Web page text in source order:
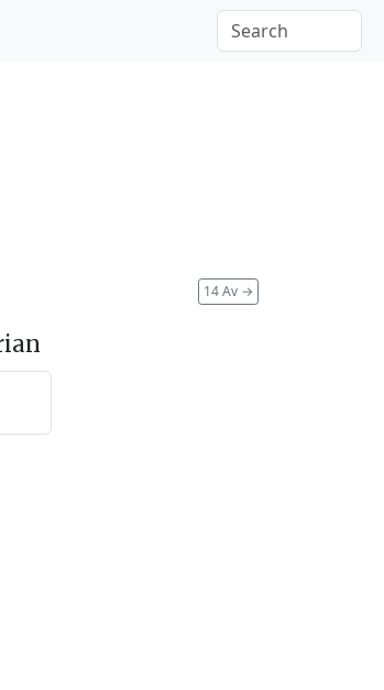
14 Av →